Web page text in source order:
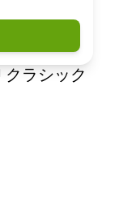
シックGC)